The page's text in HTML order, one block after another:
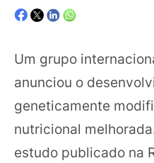
Um grupo
anunciou o
geneticamente
nutricional
estudo publicado na